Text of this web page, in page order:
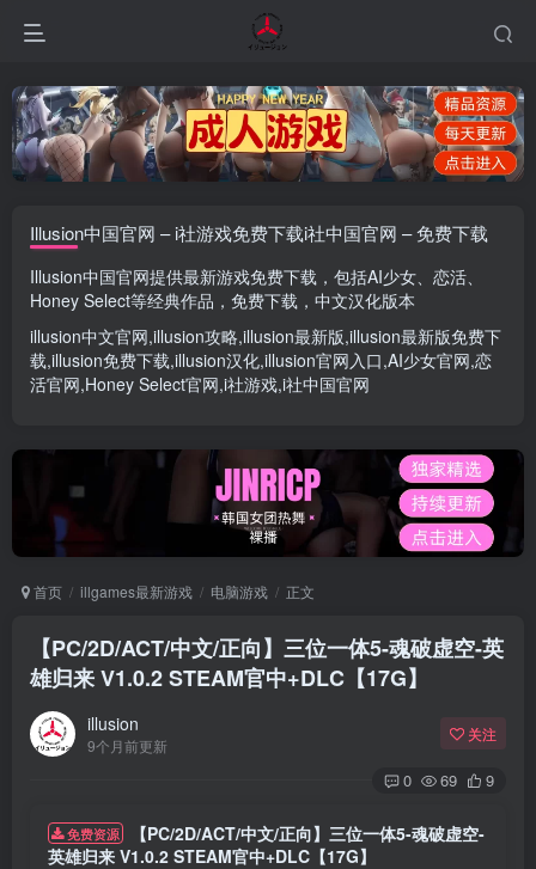
Illusion中国官网 – i社游戏免费下载i社中国官网 – 免费下载
Illusion中国官网提供最新游戏免费下载，包括AI少女、 恋活、
Honey Select等经典作品，免费下载，中文汉化版本
illusion中文官网,illusion攻略,illusion最新版,illusion最新版免费下
载,illusion免费下载,illusion汉化,illusion官网入口,AI少女官网,恋
活官网,Honey Select官网,i社游戏,i社中国官网
首页 illgames最新游戏 电脑游戏 正文
【PC/2D/ACT/中文/正向】三位一体5-魂破虚空-英
雄归来 V1.0.2 STEAM官中+DLC【17G】
illusion
9个月前更新
关注
0 69 9
免费资源
【PC/2D/ACT/中文/正向】三位一体5-魂破虚空-
英雄归来 V1.0.2 STEAM官中+DLC【17G】